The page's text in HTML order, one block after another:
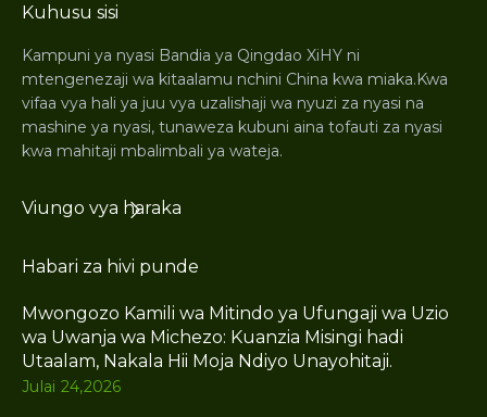
Kuhusu sisi
Kampuni ya nyasi Bandia ya Qingdao XiHY ni
mtengenezaji wa kitaalamu nchini China kwa miaka.Kwa
vifaa vya hali ya juu vya uzalishaji wa nyuzi za nyasi na
mashine ya nyasi, tunaweza kubuni aina tofauti za nyasi
kwa mahitaji mbalimbali ya wateja.
Viungo vya haraka
Habari za hivi punde
Mwongozo Kamili wa Mitindo ya Ufungaji wa Uzio
wa Uwanja wa Michezo: Kuanzia Misingi hadi
Utaalam, Nakala Hii Moja Ndiyo Unayohitaji.
Julai 24,2026